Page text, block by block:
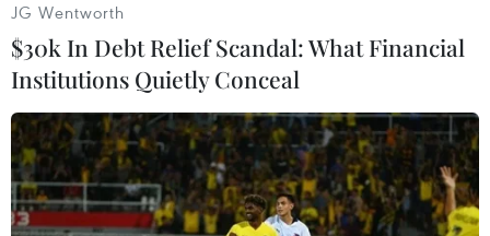
Ấn tượng 'Đông' của Tuyền Nguyễn. Từ cuối năm 2018, Câu lạc
bộ Mỹ thuật Bụi đã kết hợp với Trung tâm Phúc Tuệ để xây dựng
JG Wentworth
$30k In Debt Relief Scandal: What Financial
Institutions Quietly Conceal